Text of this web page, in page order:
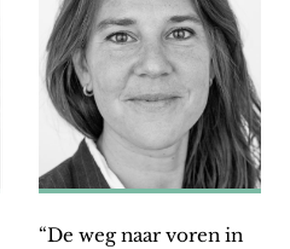
“De weg naar voren in